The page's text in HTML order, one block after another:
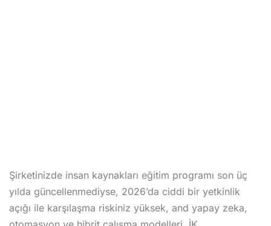
Şirketinizde insan kaynakları eğitim programı son üç
yılda güncellenmediyse, 2026’da ciddi bir yetkinlik
açığı ile karşılaşma riskiniz yüksek, and yapay zeka,